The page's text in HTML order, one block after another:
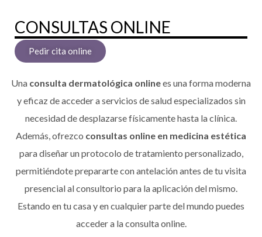
CONSULTAS ONLINE
Pedir cita online
Una consulta dermatológica onlinees una forma moderna
y eficaz de acceder a servicios de salud especializados sin
necesidad de desplazarse físicamente hasta la clínica.
Además, ofrezco consultas online en medicina estética
para diseñar un protocolo de tratamiento personalizado,
permitiéndote prepararte con antelación antes de tu visita
presencial al consultorio para la aplicación del mismo.
Estando en tu casa y en cualquier parte del mundo puedes
acceder a la consulta online.